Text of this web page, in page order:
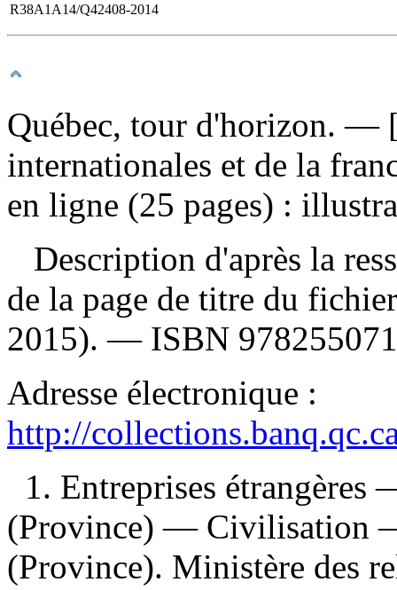
R38A1A14/Q42408-2014
Québec, tour d'horizon. —
internationales et de la
en ligne (25 pages) :
Description d'après la
de la page de titre du
2015). — ISBN
Adresse électronique :
http://
1. Entreprises étrangères
(Province) — Civilisation
(Province). Ministère des